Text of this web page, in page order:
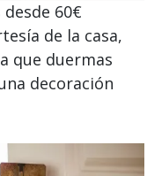
60€
de la casa,
que duermas
decoración